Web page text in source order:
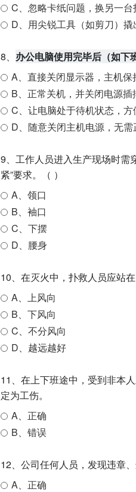
C、忽略卡纸问题，换另一台
D、用尖锐工具（如剪刀）撬
8、 办公电脑使用完毕后（如下
A、直接关闭显示器，主机保
B、正常关机，并关闭电源插
C、让电脑处于待机状态，
D、随意关闭主机电源，无
9、工作人员进入生产现场时需
紧”要求。（ ）
A、领口
B、袖口
C、下摆
D、腰身
A、上风向
B、下风向
C、不分风向
D、越远越好
11、在上下班途中，受到非本
定为工伤。
A、正确
B、错误
12、公司任何人员，发现违章
A、正确